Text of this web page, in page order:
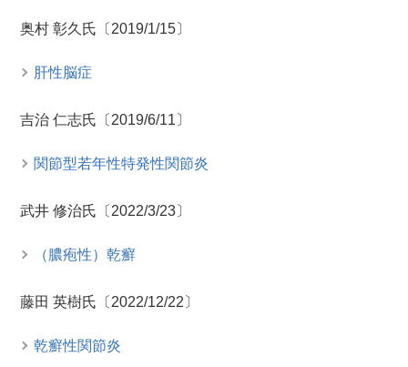
奥村 彰久氏〔2019/1/15〕
肝性脳症
吉治 仁志氏〔2019/6/11〕
関節型若年性特発性関節炎
武井 修治氏〔2022/3/23〕
（膿疱性）乾癬
藤田 英樹氏〔2022/12/22〕
乾癬性関節炎